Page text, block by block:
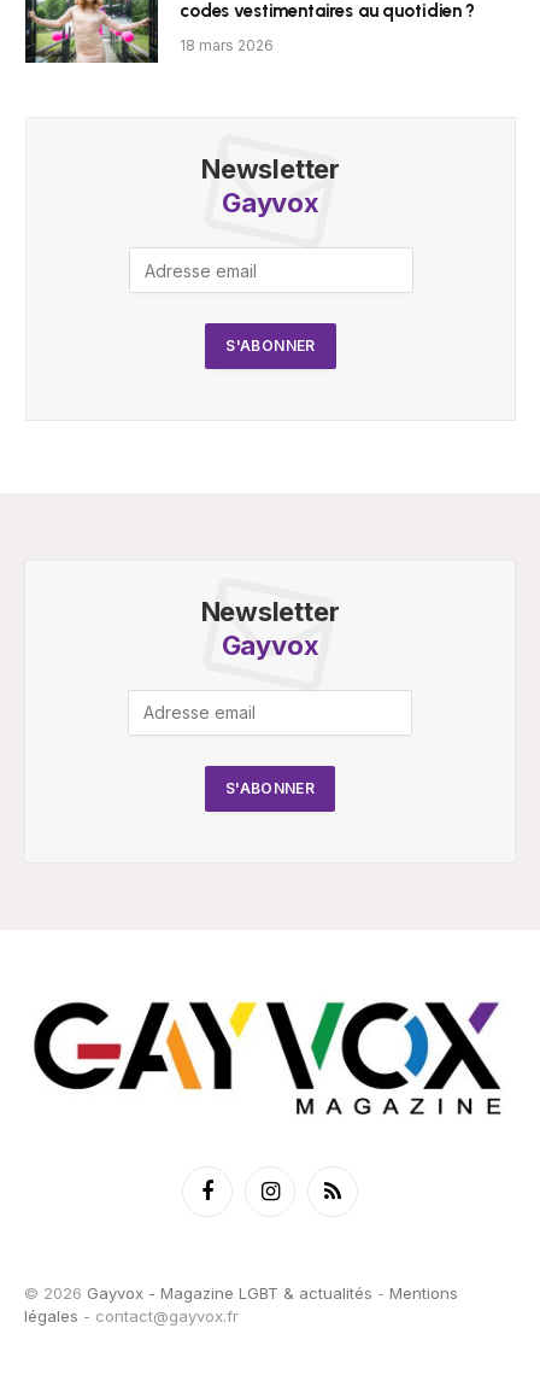
codes vestimentaires au quotidien ?
18 mars 2026
Newsletter
Gayvox
Newsletter
Gayvox
FacebookInstagramRSS
© 2026 Gayvox - Magazine LGBT & actualités - Mentions
légales - contact@gayvox.fr